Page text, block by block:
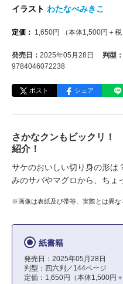
イラスト わたなべみきこ
定価： 1,650円 （本体1,500円＋税
発売日： 2025年05月28日 判型：
9784046072238
ポスト シェア
さかなクンもビックリ！
紹介！
サケのおいしい切り身の形は
みのサバやマグロから、ちょ
※画像は表紙及び帯等、実際とは異な
紙書籍
発売日：2025年05月28日
判型：四六判／144ページ
定価：1,650円（本体1,500円＋